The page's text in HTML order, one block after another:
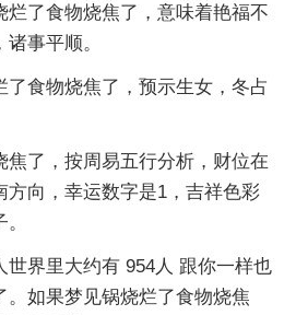
烂了食物烧焦了，意味着艳福不
事平顺。
了食物烧焦了，预示生女，冬占
焦了，按周易五行分析，财位在
方向，幸运数字是1，吉祥色彩
世界里大约有 954人 跟你一样也
。如果梦见锅烧烂了食物烧焦